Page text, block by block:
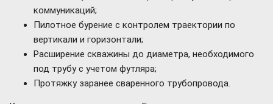
коммуникаций;
Пилотное бурение с контролем траектории по
вертикали и горизонтали;
Расширение скважины до диаметра, необходимого
под трубу с учетом футляра;
Протяжку заранее сваренного трубопровода.